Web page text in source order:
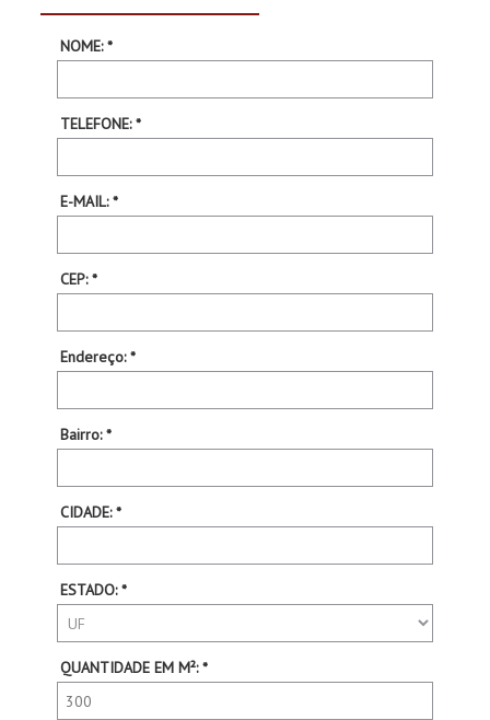
NOME: *
TELEFONE: *
E-MAIL: *
CEP: *
Endereço: *
Bairro: *
CIDADE: *
ESTADO: *
QUANTIDADE EM M²: *